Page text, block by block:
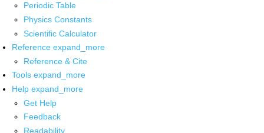
Periodic Table
Physics Constants
Scientific Calculator
Reference expand_more
Reference & Cite
Tools expand_more
Help expand_more
Get Help
Feedback
Readability